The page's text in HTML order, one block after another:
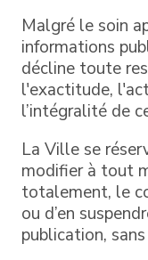
Malgré le soin
informations
décline toute
l'exactitude,
l’intégralité de
La Ville se
modifier à tout
totalement, le
ou d’en
publication,